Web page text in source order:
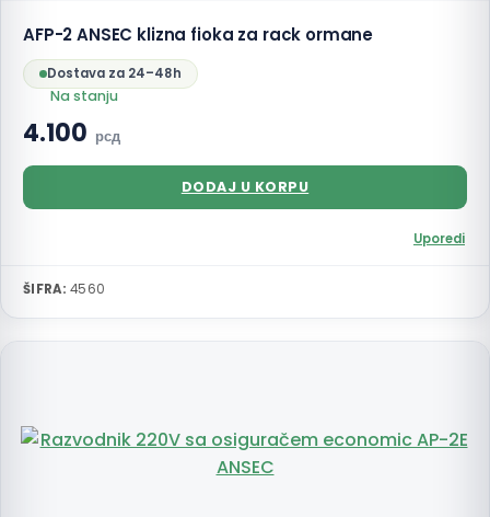
AFP-2 ANSEC klizna fioka za rack ormane
Dostava za 24–48h
Na stanju
4.100 рсд
DODAJ U KORPU
Uporedi
ŠIFRA: 4560